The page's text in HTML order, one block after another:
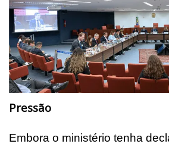
Pressão
Embora o ministério tenha